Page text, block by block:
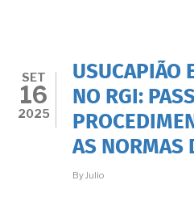
SET
16
2025
USUCAPIÃO
NO RGI:
AS NORMAS
ByJulio